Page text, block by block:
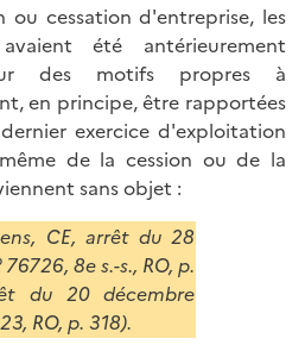
ou cessation d'entreprise, les
été antérieurement
des motifs propres à
en principe, être rapportées
exercice d'exploitation
de la cession ou de la
sans objet :
CE, arrêt du 28
8e s.-s., RO, p.
du 20 décembre
RO, p. 318).